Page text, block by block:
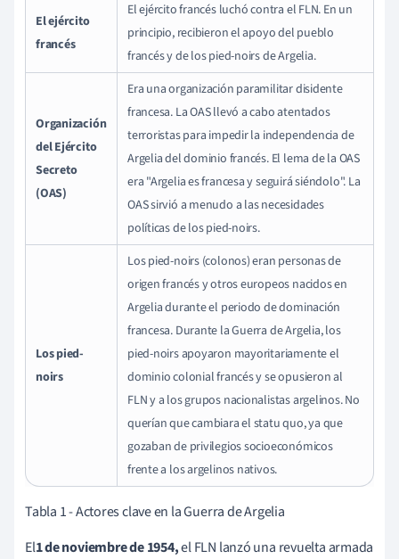
El ejército
francés
El ejército francés luchó contra el FLN. En un
principio, recibieron el apoyo del pueblo
francés y de los pied-noirs de Argelia.
Organización
del Ejército
Secreto
(OAS)
Era una organización paramilitar disidente
francesa. La OAS llevó a cabo atentados
terroristas para impedir la independencia de
Argelia del dominio francés. El lema de la OAS
era "Argelia es francesa y seguirá siéndolo". La
OAS sirvió a menudo a las necesidades
políticas de los pied-noirs.
Los pied-
noirs
Los pied-noirs (colonos) eran personas de
origen francés y otros europeos nacidos en
Argelia durante el periodo de dominación
francesa. Durante la Guerra de Argelia, los
pied-noirs apoyaron mayoritariamente el
dominio colonial francés y se opusieron al
FLN y a los grupos nacionalistas argelinos. No
querían que cambiara el statu quo, ya que
gozaban de privilegios socioeconómicos
frente a los argelinos nativos.
Tabla 1 - Actores clave en la Guerra de Argelia
El1 de noviembre de 1954,el FLN lanzó una revuelta armada